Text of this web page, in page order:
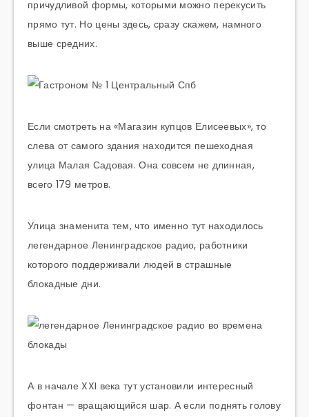
причудливой формы, которыми можно перекусить
прямо тут. Но цены здесь, сразу скажем, намного
выше средних.
Если смотреть на «Магазин купцов Елисеевых», то
слева от самого здания находится пешеходная
улица Малая Садовая. Она совсем не длинная,
всего 179 метров.
Улица знаменита тем, что именно тут находилось
легендарное Ленинградское радио, работники
которого поддерживали людей в страшные
блокадные дни.
А в начале XXI века тут установили интересный
фонтан — вращающийся шар. А если поднять голову